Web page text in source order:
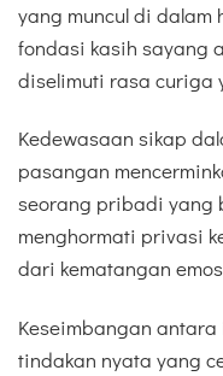
yang muncul di dalam
fondasi kasih sayang
diselimuti rasa curiga
Kedewasaan sikap
pasangan
seorang pribadi yang
menghormati privasi
dari kematangan
Keseimbangan
tindakan nyata yang